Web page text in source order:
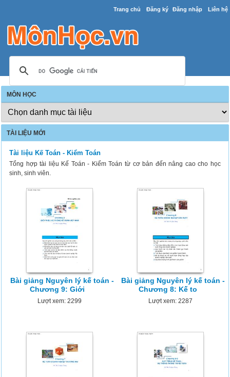
Trang chủ Đăng ký Đăng nhập Liên hệ
MÔN HỌC
TÀI LIỆU MỚI
Tài liệu Kế Toán - Kiểm Toán
Tổng hợp tài liệu Kế Toán - Kiểm Toán từ cơ bản đến nâng cao cho học
sinh, sinh viên.
Bài giảng Nguyên lý kế toán -
Chương 9: Giới
Lượt xem: 2299
Bài giảng Nguyên lý kế toán -
Chương 8: Kế to
Lượt xem: 2287